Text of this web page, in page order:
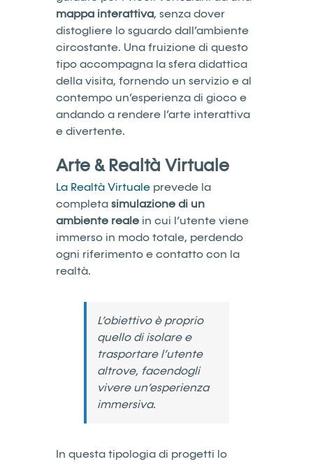
mappa interattiva, senza dover
distogliere lo sguardo dall’ambiente
circostante. Una fruizione di questo
tipo accompagna la sfera didattica
della visita, fornendo un servizio e al
contempo un’esperienza di gioco e
andando a rendere l’arte interattiva
e divertente.
Arte & Realtà Virtuale
La Realtà Virtuale prevede la
completa simulazione di un
ambiente reale in cui l’utente viene
immerso in modo totale, perdendo
ogni riferimento e contatto con la
realtà.
L’obiettivo è proprio
quello di isolare e
trasportare l’utente
altrove, facendogli
vivere un’esperienza
immersiva.
In questa tipologia di progetti lo